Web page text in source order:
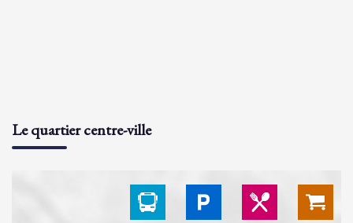
Le quartier centre-ville